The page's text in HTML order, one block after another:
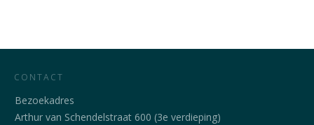
CONTACT
Bezoekadres
Arthur van Schendelstraat 600 (3e verdieping)